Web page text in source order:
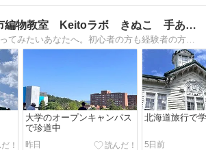
三重県四日市市編物教室 Keitoラボ きぬこ 手あみ師範
編物をちゃんと習ってみたいあなたへ。初心者の方も経験者の方も、自分一人で編めるようになるまで、何万回でもお伝えする編物講師の きぬこ と申します。棒針・かぎ針・アフガン編み・魔法の一本針など、編み図が読めるようになります。
大学のオープンキャンパス
で珍道中
昨日
北海道旅行で
5日前